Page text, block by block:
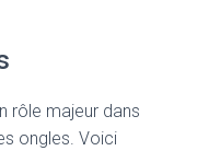
rôle majeur dans
ongles. Voici